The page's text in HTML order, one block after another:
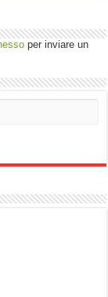
per inviare un